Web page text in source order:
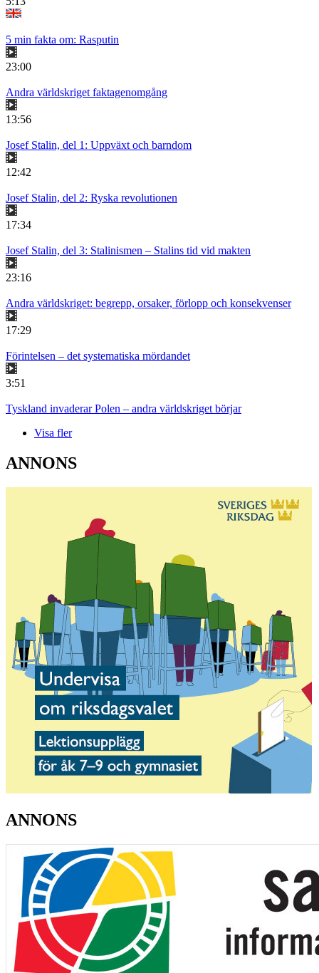
5 min fakta om: Rasputin
23:00
Andra världskriget faktagenomgång
13:56
Josef Stalin, del 1: Uppväxt och barndom
12:42
Josef Stalin, del 2: Ryska revolutionen
17:34
Josef Stalin, del 3: Stalinismen – Stalins tid vid makten
23:16
Andra världskriget: begrepp, orsaker, förlopp och konsekvenser
17:29
Förintelsen – det systematiska mördandet
3:51
Tyskland invaderar Polen – andra världskriget börjar
Visa fler
ANNONS
ANNONS